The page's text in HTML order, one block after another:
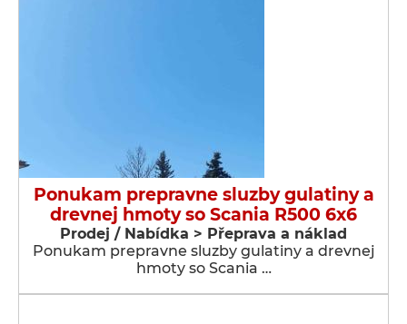
Ponukam prepravne sluzby gulatiny a
drevnej hmoty so Scania R500 6x6
Prodej / Nabídka > Přeprava a náklad
Ponukam prepravne sluzby gulatiny a drevnej
hmoty so Scania …